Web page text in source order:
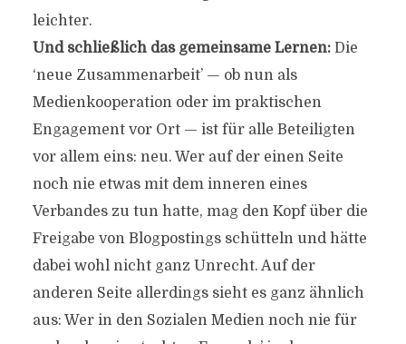
leichter.
Und schließlich das gemeinsame Lernen: Die
‘neue Zusammenarbeit’ — ob nun als
Medienkooperation oder im praktischen
Engagement vor Ort — ist für alle Beteiligten
vor allem eins: neu. Wer auf der einen Seite
noch nie etwas mit dem inneren eines
Verbandes zu tun hatte, mag den Kopf über die
Freigabe von Blogpostings schütteln und hätte
dabei wohl nicht ganz Unrecht. Auf der
anderen Seite allerdings sieht es ganz ähnlich
aus: Wer in den Sozialen Medien noch nie für